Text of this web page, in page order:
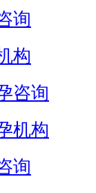
询
构
咨询
机构
询